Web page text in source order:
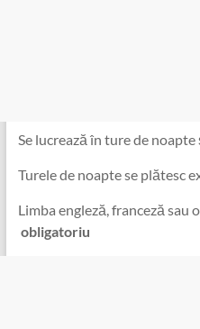
Se lucrează în ture de noapte
Turele de noapte se plătesc
Limba engleză, franceză sau
obligatoriu